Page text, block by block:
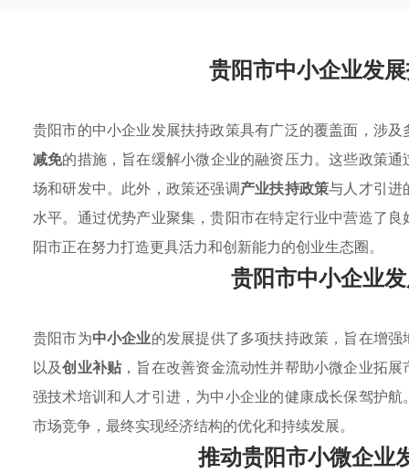
贵阳市中小企业发
贵阳市的中小企业发展扶持政策具有广泛的覆盖面，涉及
减免的措施，旨在缓解小微企业的融资压力。这些政策
场和研发中。此外，政策还强调产业扶持政策与人才引进
水平。通过优势产业聚集，贵阳市在特定行业中营造了
阳市正在努力打造更具活力和创新能力的创业生态圈。
贵阳市中小企业
贵阳市为中小企业的发展提供了多项扶持政策，旨在增
以及创业补贴，旨在改善资金流动性并帮助小微企业拓
强技术培训和人才引进，为中小企业的健康成长保驾护
市场竞争，最终实现经济结构的优化和持续发展。
推动贵阳市小微企业